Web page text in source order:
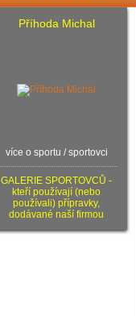
Příhoda Michal
více o sportu / sportovci
GALERIE SPORTOVCŮ -
kteří používají (nebo
používali) přípravky,
dodávané naší firmou